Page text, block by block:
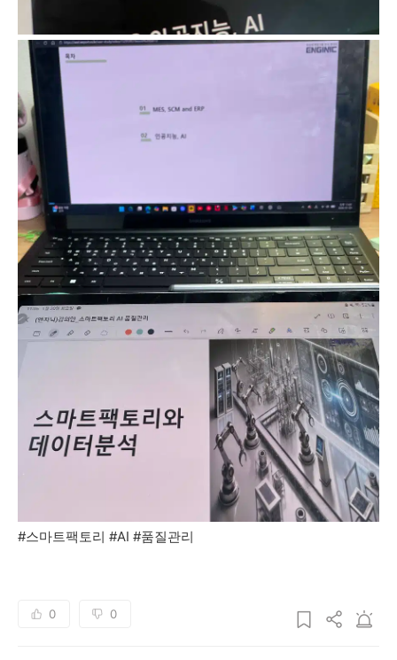
#스마트팩토리 #AI #품질관리
0 0